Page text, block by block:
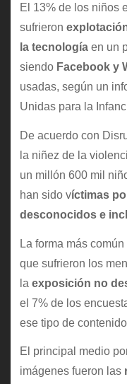
El 13% de los niños
sufrieron
la tecnologíaen un
siendo Facebook y
usadas, según un
Unidas para la
De acuerdo con
la niñez de la
un millón 600 mil
han sido víctimas
desconocidos e
La forma más
que sufrieron los
la exposición no
el 7% de los
ese tipo de
El principal medio
imágenes fueron las